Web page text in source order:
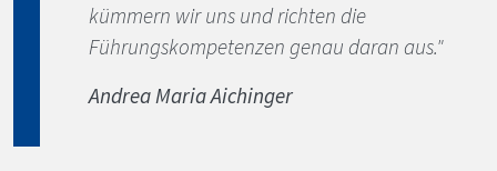
kümmern wir uns und richten die
Führungskompetenzen genau daran aus."
Andrea Maria Aichinger